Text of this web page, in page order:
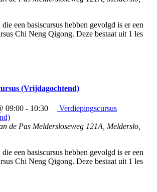
een basiscursus hebben gevolgd is er een
Chi Neng Qigong. Deze bestaat uit 1 les
(Vrijdagochtend)
09:00 - 10:30
Verdiepingscursus
de Pas Meldersloseweg 121A, Melderslo,
een basiscursus hebben gevolgd is er een
Chi Neng Qigong. Deze bestaat uit 1 les